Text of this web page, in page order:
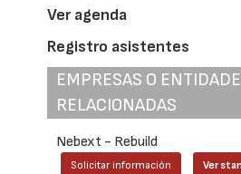
Ver agenda
Registro asistentes
EMPRESAS O
RELACIONADAS
Nebext - Rebuild
Solicitar información Ver